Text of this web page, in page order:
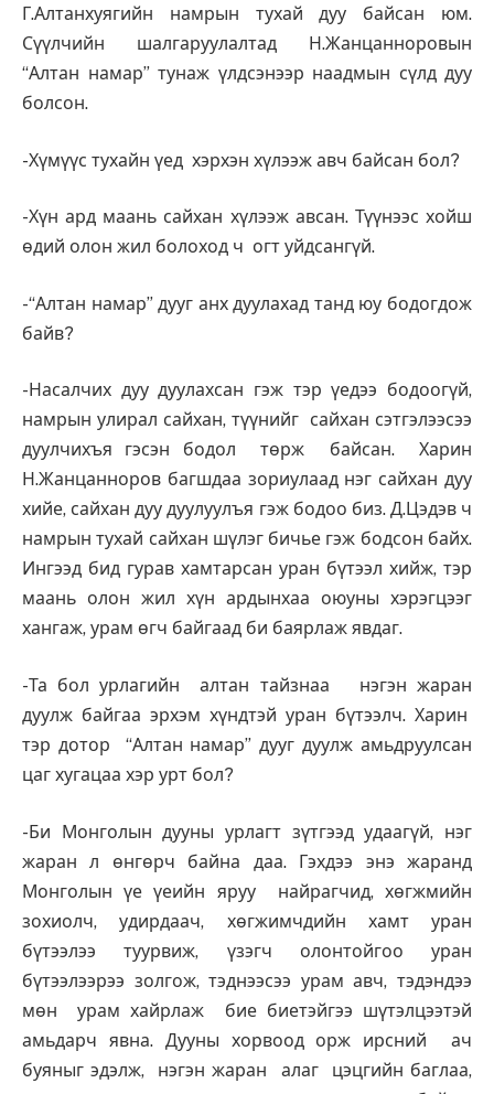
Г.Алтанхуягийн намрын тухай дуу байсан юм.
Сүүлчийн шалгаруулалтад Н.Жанцанноровын
“Алтан намар” тунаж үлдсэнээр наадмын сүлд дуу
болсон.
-Хүмүүс тухайн үед хэрхэн хүлээж авч байсан бол?
-Хүн ард маань сайхан хүлээж авсан. Түүнээс хойш
өдий олон жил болоход ч огт уйдсангүй.
-“Алтан намар” дууг анх дуулахад танд юу бодогдож
байв?
-Насалчих дуу дуулахсан гэж тэр үедээ бодоогүй,
намрын улирал сайхан, түүнийг сайхан сэтгэлээсээ
дуулчихъя гэсэн бодол төрж байсан. Харин
Н.Жанцанноров багшдаа зориулаад нэг сайхан дуу
хийе, сайхан дуу дуулуулъя гэж бодоо биз. Д.Цэдэв ч
намрын тухай сайхан шүлэг бичье гэж бодсон байх.
Ингээд бид гурав хамтарсан уран бүтээл хийж, тэр
маань олон жил хүн ардынхаа оюуны хэрэгцээг
хангаж, урам өгч байгаад би баярлаж явдаг.
-Та бол урлагийн алтан тайзнаа нэгэн жаран
дуулж байгаа эрхэм хүндтэй уран бүтээлч. Харин
тэр дотор “Алтан намар” дууг дуулж амьдруулсан
цаг хугацаа хэр урт бол?
-Би Монголын дууны урлагт зүтгээд удаагүй, нэг
жаран л өнгөрч байна даа. Гэхдээ энэ жаранд
Монголын үе үеийн яруу найрагчид, хөгжмийн
зохиолч, удирдаач, хөгжимчдийн хамт уран
бүтээлээ туурвиж, үзэгч олонтойгоо уран
бүтээлээрээ золгож, тэднээсээ урам авч, тэдэндээ
мөн урам хайрлаж бие биетэйгээ шүтэлцээтэй
амьдарч явна. Дууны хорвоод орж ирсний ач
буяныг эдэлж, нэгэн жаран алаг цэцгийн баглаа,